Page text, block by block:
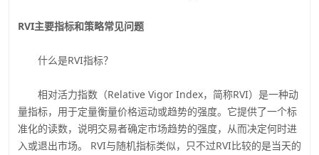
RVI主要指标和策略常见问题
什么是RVI指标？
相对活力指数（Relative Vigor Index，简称RVI）是一种动
量指标，用于定量衡量价格运动或趋势的强度。它提供了一个标
准化的读数，说明交易者确定市场趋势的强度，从而决定何时进
入或退出市场。 RVI与随机指标类似，只不过RVI比较的是当天的